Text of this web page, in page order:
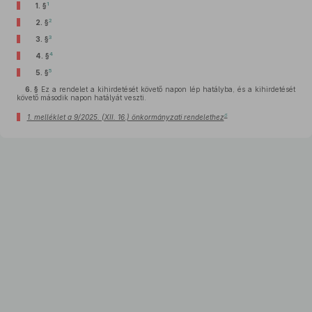
1. § 1
2. §2
3. §3
4. §4
5. §5
6. § Ez a rendelet a kihirdetését követő napon lép hatályba, és a kihirdetését
követő második napon hatályát veszti.
1. melléklet a 9/2025. (XII. 16.) önkormányzati rendelethez6